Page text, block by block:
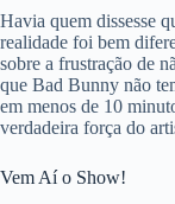
Havia quem dissesse
realidade foi bem
sobre a frustração de
que Bad Bunny não
em menos de 10
verdadeira força do
Vem Aí o Show!